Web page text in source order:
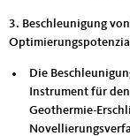
3. Beschleunigung
Die
Instrument für
Geothermie-